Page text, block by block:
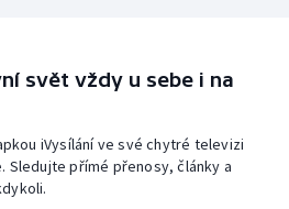
svět vždy u sebe i na
iVysílání ve své chytré televizi
Sledujte přímé přenosy, články a